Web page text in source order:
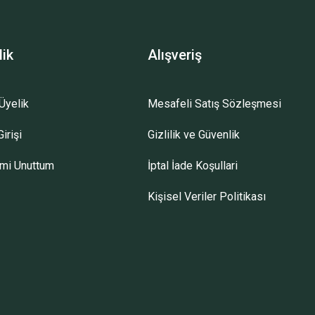
Unuttum
Alışveriş
Mesafeli Satış Sözleşmesi
Gizlilik ve Güvenlik
İptal İade Koşullari
Kişisel Veriler Politikası